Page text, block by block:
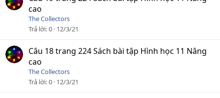
cao
The Collectors
Trả lời 0 12/3/21
Câu 18 trang 224 Sách bài tập Hình học 11 Nâng
cao
The Collectors
Trả lời 0 12/3/21